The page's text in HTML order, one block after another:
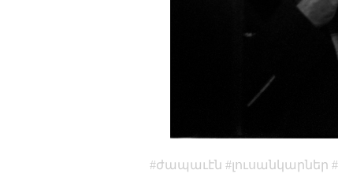
ժապաւէն լուսանկարներ